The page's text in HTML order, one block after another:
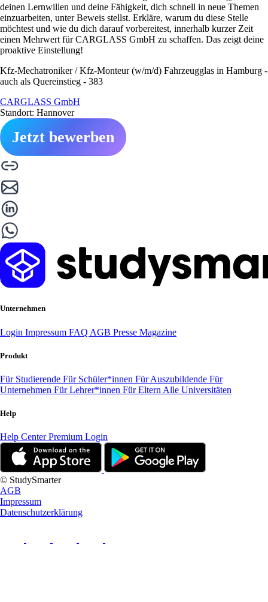
deinen Lernwillen und deine Fähigkeit, dich schnell in neue Themen
einzuarbeiten, unter Beweis stellst. Erkläre, warum du diese Stelle
möchtest und wie du dich darauf vorbereitest, innerhalb kurzer Zeit
einen Mehrwert für CARGLASS GmbH zu schaffen. Das zeigt deine
proaktive Einstellung!
Kfz-Mechatroniker / Kfz-Monteur (w/m/d) Fahrzeugglas in Hamburg -
auch als Quereinstieg - 383
CARGLASS GmbH
Standort: Hannover
Jetzt bewerben
Unternehmen
Login Impressum FAQ AGB Presse Magazine
Produkt
Für Studierende Für Schüler*innen Für Auszubildende Für
Unternehmen Für Lehrer*innen Für Eltern Alle Universitäten
Help
Help CenterPremium Login
© StudySmarter
AGB
Impressum
Datenschutzerklärung